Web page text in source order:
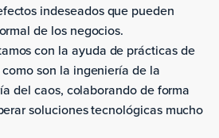
indeseados que pueden
de los negocios.
con la ayuda de prácticas de
son la ingeniería de la
del caos, colaborando de forma
soluciones tecnológicas mucho